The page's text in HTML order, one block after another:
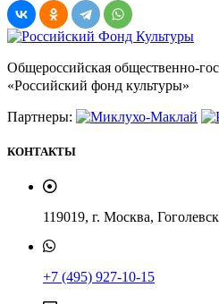
Общероссийская общественно-
«Российский фонд культуры»
Партнеры:
КОНТАКТЫ
119019, г. Москва,
+7 (495) 927-10-15